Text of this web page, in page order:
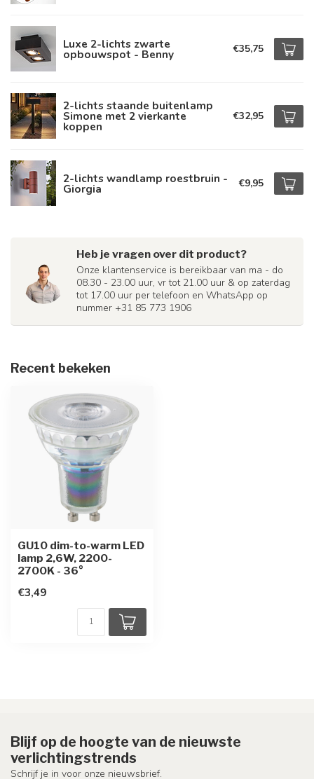
Luxe 2-lichts zwarte
opbouwspot - Benny €35,75
2-lichts staande buitenlamp
Simone met 2 vierkante
koppen
€32,95
2-lichts wandlamp roestbruin -
Giorgia €9,95
Heb je vragen over dit product?
Onze klantenservice is bereikbaar van ma - do
08.30 - 23.00 uur, vr tot 21.00 uur & op zaterdag
tot 17.00 uur per telefoon en WhatsApp op
nummer +31 85 773 1906
Recent bekeken
GU10 dim-to-warm LED
lamp 2,6W, 2200-
2700K - 36°
€3,49
Blijf op de hoogte van de nieuwste
verlichtingstrends
Schrijf je in voor onze nieuwsbrief.